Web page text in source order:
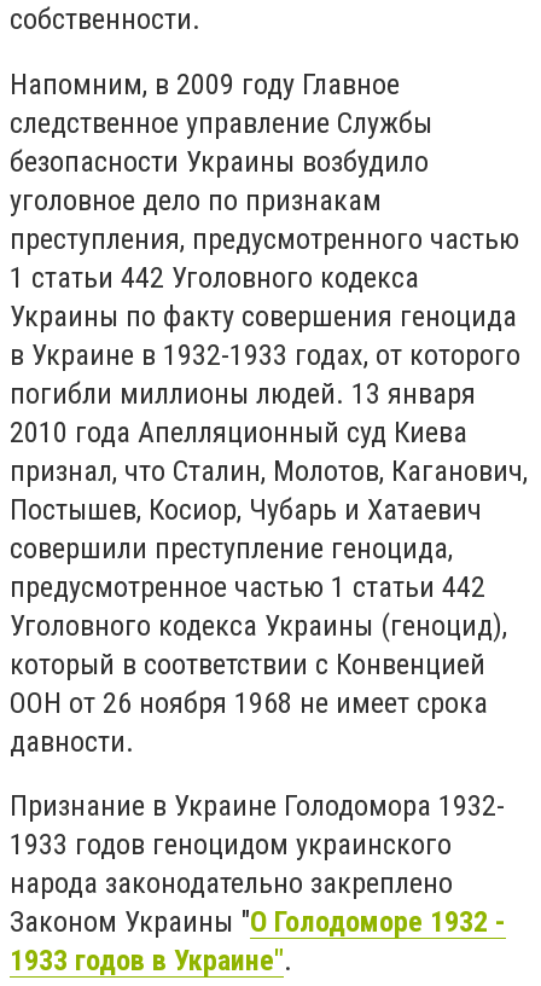
собственности.
Напомним, в 2009 году Главное
следственное управление Службы
безопасности Украины возбудило
уголовное дело по признакам
преступления, предусмотренного частью
1 статьи 442 Уголовного кодекса
Украины по факту совершения геноцида
в Украине в 1932-1933 годах, от которого
погибли миллионы людей. 13 января
2010 года Апелляционный суд Киева
признал, что Сталин, Молотов, Каганович,
Постышев, Косиор, Чубарь и Хатаевич
совершили преступление геноцида,
предусмотренное частью 1 статьи 442
Уголовного кодекса Украины (геноцид),
который в соответствии с Конвенцией
ООН от 26 ноября 1968 не имеет срока
давности.
Признание в Украине Голодомора 1932-
1933 годов геноцидом украинского
народа законодательно закреплено
Законом Украины "О Голодоморе 1932 -
1933 годов в Украине".